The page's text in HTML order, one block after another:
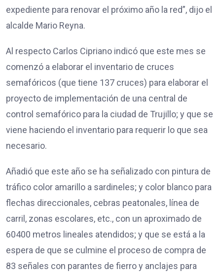
expediente para renovar el próximo año la red”, dijo el
alcalde Mario Reyna.
Al respecto Carlos Cipriano indicó que este mes se
comenzó a elaborar el inventario de cruces
semafóricos (que tiene 137 cruces) para elaborar el
proyecto de implementación de una central de
control semafórico para la ciudad de Trujillo; y que se
viene haciendo el inventario para requerir lo que sea
necesario.
Añadió que este año se ha señalizado con pintura de
tráfico color amarillo a sardineles; y color blanco para
flechas direccionales, cebras peatonales, línea de
carril, zonas escolares, etc., con un aproximado de
60400 metros lineales atendidos; y que se está a la
espera de que se culmine el proceso de compra de
83 señales con parantes de fierro y anclajes para